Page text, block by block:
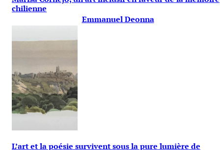
chilienne
Emmanuel Deonna
L’art et la poésie survivent sous la pure lumière de